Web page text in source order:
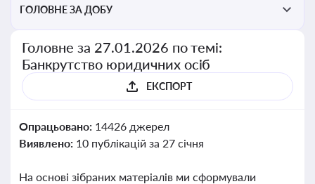
ГОЛОВНЕ ЗА ДОБУ
Головне за 27.01.2026 по темі:
Банкрутство юридичних осіб
ЕКСПОРТ
Опрацьовано: 14426 джерел
Виявлено: 10 публікацій за 27 січня
На основі зібраних матеріалів ми сформували